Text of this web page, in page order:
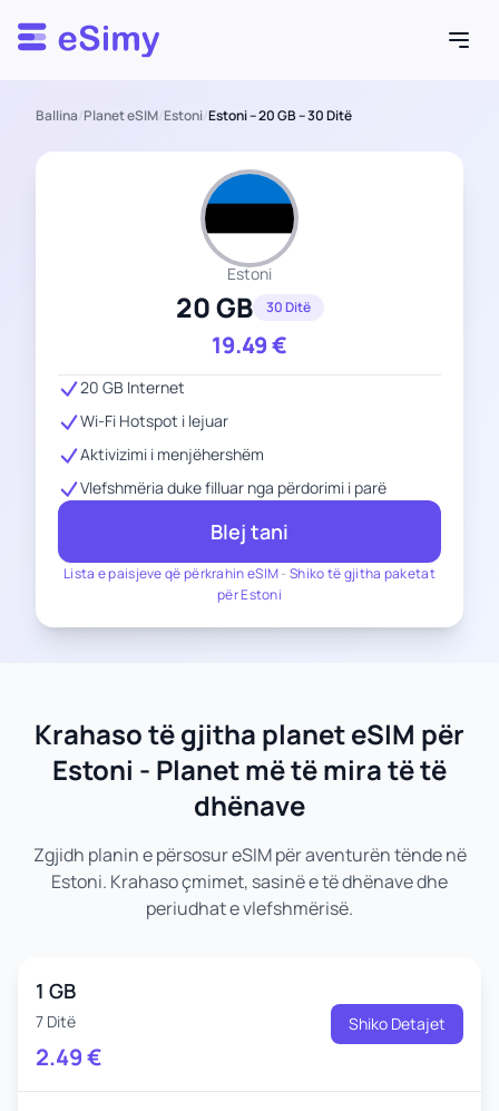
Esimy
Ballina/Planet eSIM/Estoni/Estoni – 20 GB – 30 Ditë
Estoni
20 GB 30 Ditë
19.49€
Lista e paisjeve që përkrahin eSIM-Shiko të gjitha paketat
për Estoni
20 GB Internet
Wi-Fi Hotspot i lejuar
Aktivizimi i menjëhershëm
Vlefshmëria duke filluar nga përdorimi i parë
Blej tani
Krahaso të gjitha planet eSIM për
Estoni - Planet më të mira të të
dhënave
Zgjidh planin e përsosur eSIM për aventurën tënde në
Estoni. Krahaso çmimet, sasinë e të dhënave dhe
periudhat e vlefshmërisë.
1 GB
7 Ditë
2.49€
Shiko Detajet